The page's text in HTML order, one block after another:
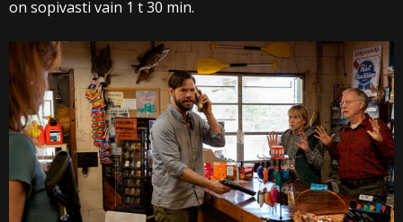
on sopivasti vain 1 t 30 min.